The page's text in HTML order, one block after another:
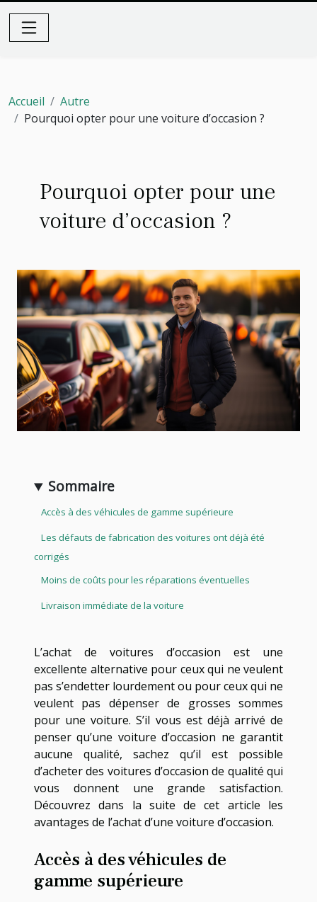
Accueil
Autre
Pourquoi opter pour une voiture d’occasion ?
Pourquoi opter pour une
voiture d’occasion ?
Sommaire
Accès à des véhicules de gamme supérieure
Les défauts de fabrication des voitures ont déjà été
corrigés
Moins de coûts pour les réparations éventuelles
Livraison immédiate de la voiture
L’achat de voitures d’occasion est une
excellente alternative pour ceux qui ne veulent
pas s’endetter lourdement ou pour ceux qui ne
veulent pas dépenser de grosses sommes
pour une voiture. S’il vous est déjà arrivé de
penser qu’une voiture d’occasion ne garantit
aucune qualité, sachez qu’il est possible
d’acheter des voitures d’occasion de qualité qui
vous donnent une grande satisfaction.
Découvrez dans la suite de cet article les
avantages de l’achat d’une voiture d’occasion.
Accès à des véhicules de
gamme supérieure